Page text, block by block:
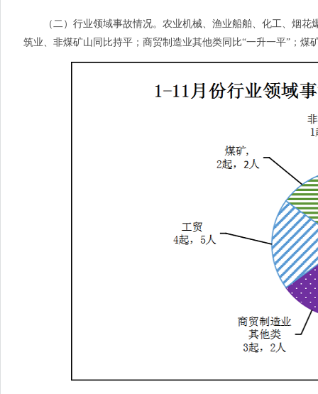
（二）行业领域事故情况。农业机械、渔业船舶、化工、烟花
筑业、非煤矿山同比持平；商贸制造业其他类同比“一升一平”；煤